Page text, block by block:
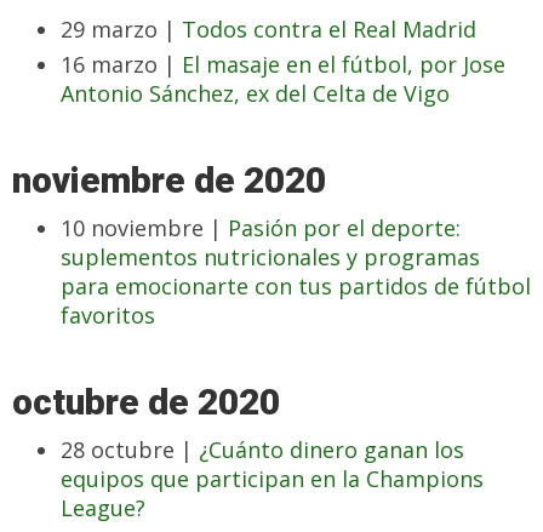
29 marzo | Todos contra el Real Madrid
16 marzo | El masaje en el fútbol, por Jose
Antonio Sánchez, ex del Celta de Vigo
noviembre de 2020
10 noviembre | Pasión por el deporte:
suplementos nutricionales y programas
para emocionarte con tus partidos de fútbol
favoritos
octubre de 2020
28 octubre | ¿Cuánto dinero ganan los
equipos que participan en la Champions
League?